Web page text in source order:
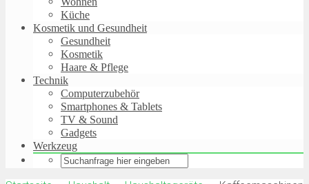
Küche
Kosmetik und Gesundheit
Gesundheit
Kosmetik
Haare & Pflege
Technik
Computerzubehör
Smartphones & Tablets
TV & Sound
Gadgets
Werkzeug